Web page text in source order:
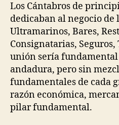
Los Cántabros de
dedicaban al negocio de
Ultramarinos, Bares,
Consignatarias,
unión sería fundamental
andadura, pero sin
fundamentales de cada
razón económica,
pilar fundamental.